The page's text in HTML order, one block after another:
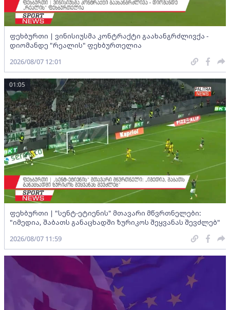
ფეხბურთი | ვინისიუსმა კონტრაქტი გაახანგრძლივქა -
დიომანდე "რეალის" ფეხბურთელია
2026/08/07 12:01
ფეხბურთი | "სენტ-ეტიენის" მთავარი მწვრთნელები:
"იმედია, შაბათს განაცხადში ზურიკოს შეყვანას შევძლებ"
01:05
2026/08/07 11:59